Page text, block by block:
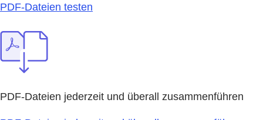
PDF-Dateien testen
PDF-Dateien jederzeit und überall zusammenführen